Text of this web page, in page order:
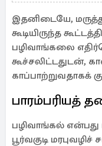
இதனிடையே,
கூடியிருந்த
பழிவாங்கலை
கூச்சலிட்டதுடன்,
காப்பாற்றுவதாகக்
பாரம்பரியத்
பழிவாங்கல் என்பது
பூர்வகுடி